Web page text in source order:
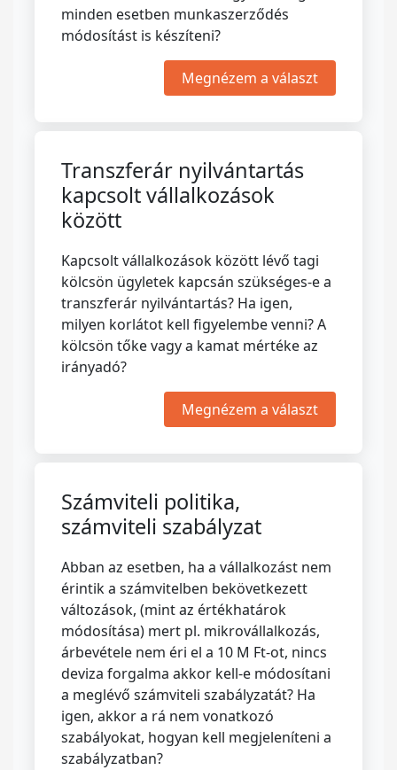
minden esetben munkaszerződés
módosítást is készíteni?
Megnézem a választ
Transzferár nyilvántartás
kapcsolt vállalkozások
között
Kapcsolt vállalkozások között lévő tagi
kölcsön ügyletek kapcsán szükséges-e a
transzferár nyilvántartás? Ha igen,
milyen korlátot kell figyelembe venni? A
kölcsön tőke vagy a kamat mértéke az
irányadó?
Megnézem a választ
Számviteli politika,
számviteli szabályzat
Abban az esetben, ha a vállalkozást nem
érintik a számvitelben bekövetkezett
változások, (mint az értékhatárok
módosítása) mert pl. mikrovállalkozás,
árbevétele nem éri el a 10 M Ft-ot, nincs
deviza forgalma akkor kell-e módosítani
a meglévő számviteli szabályzatát? Ha
igen, akkor a rá nem vonatkozó
szabályokat, hogyan kell megjeleníteni a
szabályzatban?